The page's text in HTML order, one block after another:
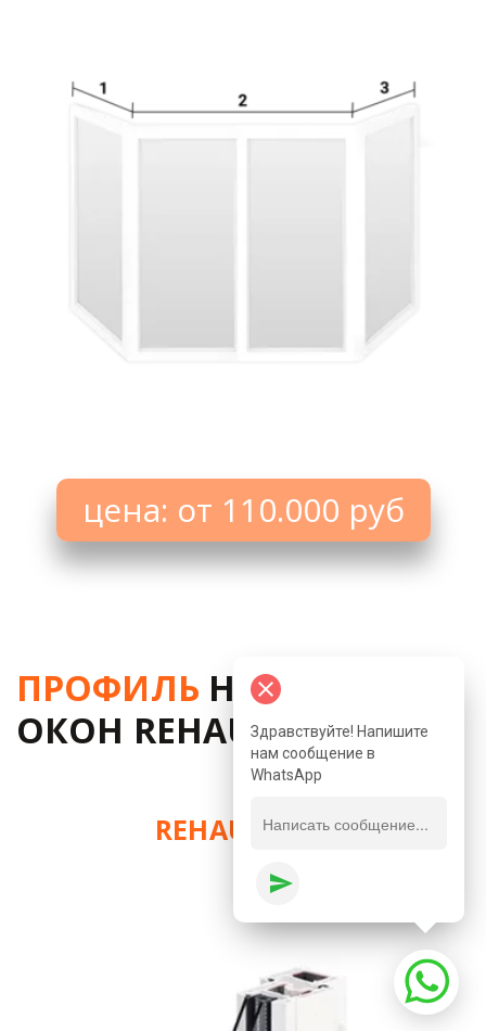
close
Здравствуйте! Напишите
нам сообщение в
WhatsApp
send
цена: от 110.000 руб
ПРОФИЛЬ НЕМЕЦКИХ
ОКОН REHAU
REHAU BLITZ